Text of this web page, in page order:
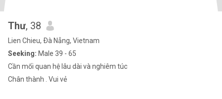
Thư, 38
Lien Chieu, Ðà Nẵng, Vietnam
Seeking: Male 39 - 65
Cần mối quan hệ lâu dài và nghiêm túc
Chân thành . Vui vẻ